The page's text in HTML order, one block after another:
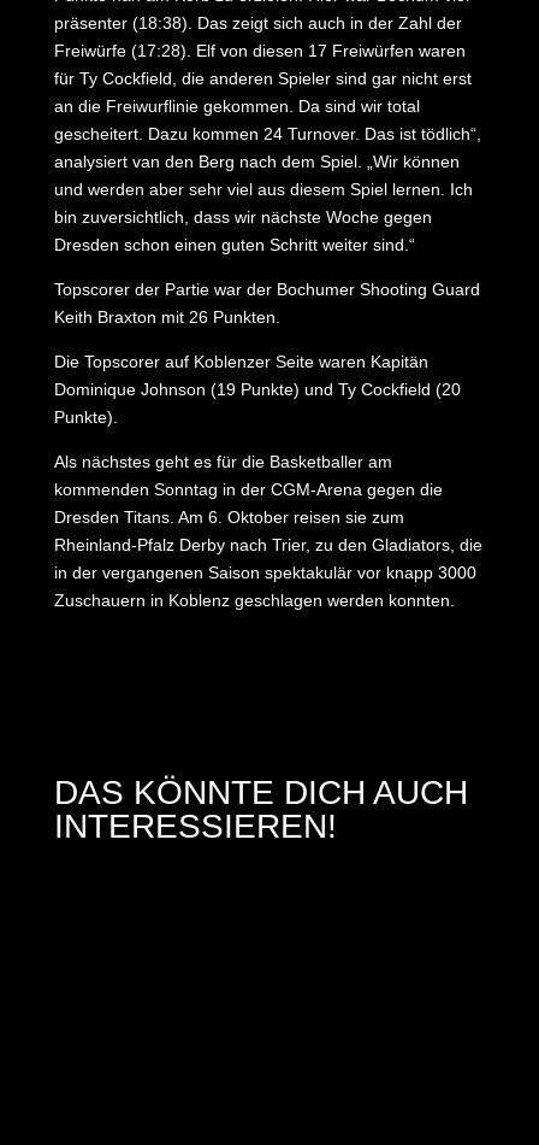
präsenter (18:38). Das zeigt sich auch in der Zahl der
Freiwürfe (17:28). Elf von diesen 17 Freiwürfen waren
für Ty Cockfield, die anderen Spieler sind gar nicht erst
an die Freiwurflinie gekommen. Da sind wir total
gescheitert. Dazu kommen 24 Turnover. Das ist tödlich“,
analysiert van den Berg nach dem Spiel. „Wir können
und werden aber sehr viel aus diesem Spiel lernen. Ich
bin zuversichtlich, dass wir nächste Woche gegen
Dresden schon einen guten Schritt weiter sind.“
Topscorer der Partie war der Bochumer Shooting Guard
Keith Braxton mit 26 Punkten.
Die Topscorer auf Koblenzer Seite waren Kapitän
Dominique Johnson (19 Punkte) und Ty Cockfield (20
Punkte).
Als nächstes geht es für die Basketballer am
kommenden Sonntag in der CGM-Arena gegen die
Dresden Titans. Am 6. Oktober reisen sie zum
Rheinland-Pfalz Derby nach Trier, zu den Gladiators, die
in der vergangenen Saison spektakulär vor knapp 3000
Zuschauern in Koblenz geschlagen werden konnten.
DAS KÖNNTE DICH AUCH
INTERESSIEREN!